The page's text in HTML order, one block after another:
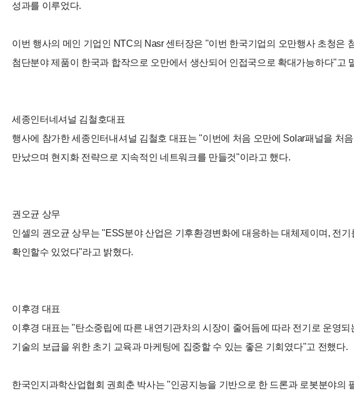
성과를 이루었다.
이번 행사의 메인 기업인 NTC의 Nasr 센터장은 "이번 한국기업의 오만행사 초청은
첨단분야 제품이 한국과 합작으로 오만에서 생산되어 인접국으로 확대가능하다"고
세종인터네셔널 김철호대표
행사에 참가한 세종인터내셔널 김철호 대표는 "이번에 처음 오만에 Solar패널을
만났으며 현지화 전략으로 지속적인 네트워크를 만들것"이라고 했다.
권오균 상무
인셀의 권오균 상무는 "ESS분야 산업은 기후환경변화에 대응하는 대체제이며, 전
확인할수 있었다"라고 밝혔다.
이후경 대표
이후경 대표는 "탄소중립에 따른 내연기관차의 시장이 줄어듬에 따라 전기로 운영
기술의 보급을 위한 초기 교육과 마케팅에 집중할 수 있는 좋은 기회였다"고 전했다.
한국인지과학산업협회 권희춘 박사는 "인공지능을 기반으로 한 드론과 로봇분야